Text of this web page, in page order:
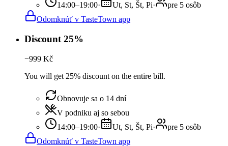
14:00–19:00· Ut, St, Št, Pi·
pre 5 osôb
Odomknúť v TasteTown app
Discount 25%
−999 Kč
You will get 25% discount on the entire bill.
Obnovuje sa o 14 dní
V podniku aj so sebou
14:00–19:00· Ut, St, Št, Pi·
pre 5 osôb
Odomknúť v TasteTown app